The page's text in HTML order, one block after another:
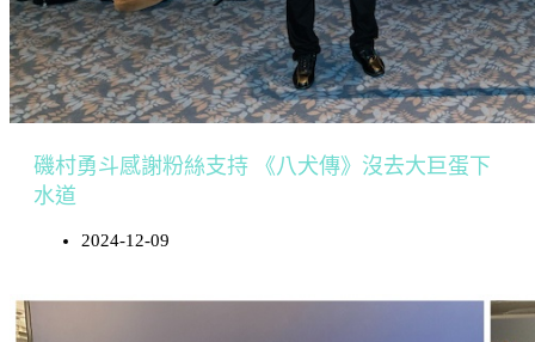
磯村勇斗感謝粉絲支持 《八犬傳》沒去大巨蛋下
水道
2024-12-09